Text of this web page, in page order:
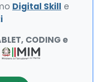
Digital Skill e
CODING e